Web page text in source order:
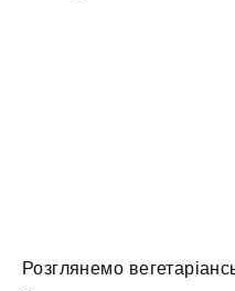
Розглянемо